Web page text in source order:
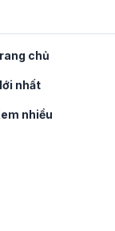
chủ
nhất
nhiều